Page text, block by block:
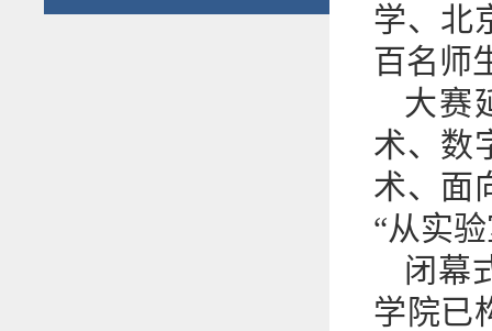
学、北
百名师
大赛
术、数
术、面
“从实
闭幕
学院已